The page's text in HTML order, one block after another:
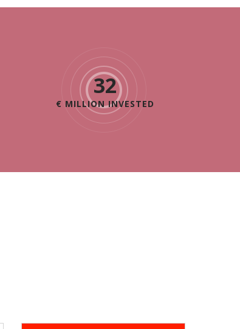
46
€ MILLION INVESTED